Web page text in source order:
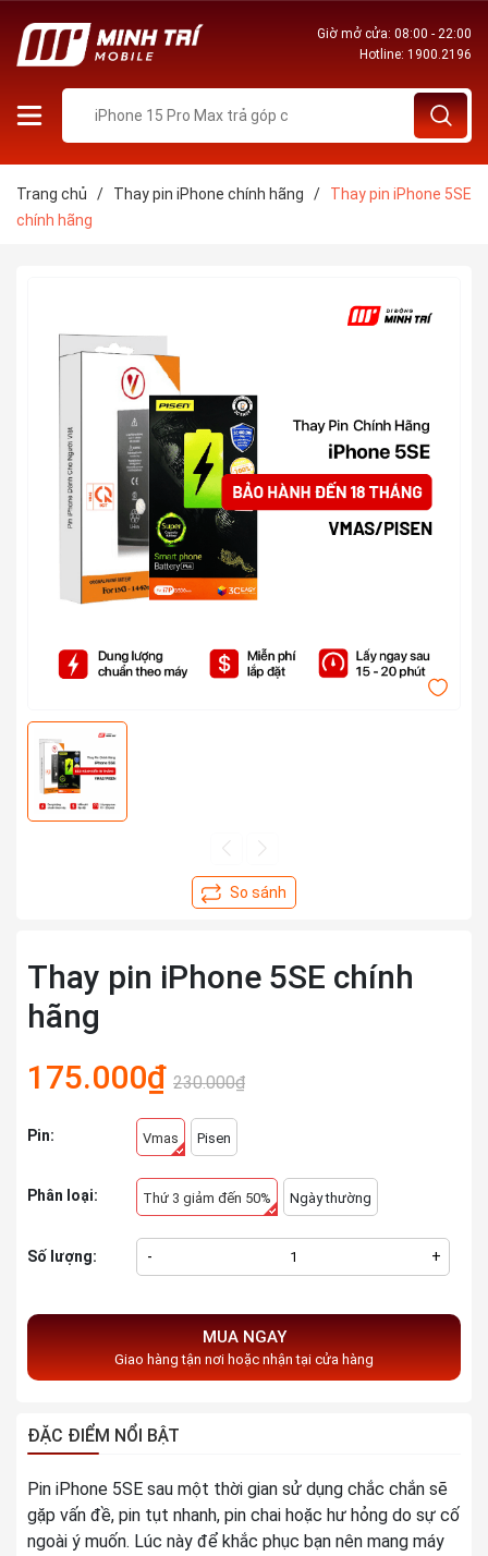
Giờ mở cửa: 08:00 - 22:00
Hotline: 1900.2196
Trang chủ / Thay pin iPhone chính hãng /
Thay pin iPhone 5SE
chính hãng
Thay pin iPhone 5SE chính
hãng
175.000₫ 230.000₫
Pin: Vmas Pisen
Phân loại: Thứ 3 giảm đến 50% Ngày thường
Số lượng: - +
MUA NGAY
Giao hàng tận nơi hoặc nhận tại cửa hàng
ĐẶC ĐIỂM NỔI BẬT
Pin iPhone 5SE sau một thời gian sử dụng chắc chắn sẽ
gặp vấn đề, pin tụt nhanh, pin chai hoặc hư hỏng do sự cố
ngoài ý muốn. Lúc này để khắc phục bạn nên mang máy